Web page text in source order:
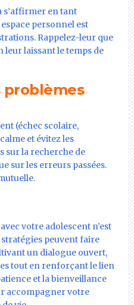
s’affirmer en tant
personnel est
Rappelez-leur que
leur laissant le temps de
problèmes
(échec scolaire,
et évitez les
sur la recherche de
sur les erreurs passées.
votre adolescent n’est
peuvent faire
un dialogue ouvert,
tout en renforçant le lien
et la bienveillance
accompagner votre